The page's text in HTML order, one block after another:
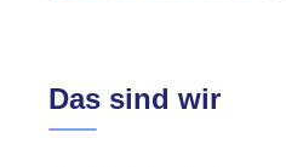
Das sind wir